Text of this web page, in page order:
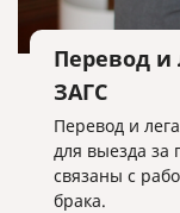
Перевод и
ЗАГС
Перевод и
для выезда за
связаны с
брака.